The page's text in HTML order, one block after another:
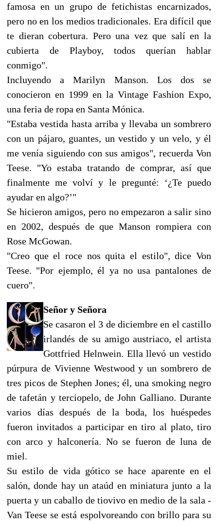
famosa en un grupo de fetichistas encarnizados,
pero no en los medios tradicionales. Era difícil que
te dieran cobertura. Pero una vez que salí en la
cubierta de Playboy, todos querían hablar
conmigo".
Incluyendo a Marilyn Manson. Los dos se
conocieron en 1999 en la Vintage Fashion Expo,
una feria de ropa en Santa Mónica.
"Estaba vestida hasta arriba y llevaba un sombrero
con un pájaro, guantes, un vestido y un velo, y él
me venía siguiendo con sus amigos", recuerda Von
Teese. "Yo estaba tratando de comprar, así que
finalmente me volví y le pregunté: ‘¿Te puedo
ayudar en algo?’"
Se hicieron amigos, pero no empezaron a salir sino
en 2002, después de que Manson rompiera con
Rose McGowan.
"Creo que el roce nos quita el estilo", dice Von
Teese. "Por ejemplo, él ya no usa pantalones de
cuero".
Señor y Señora
Se casaron el 3 de diciembre en el castillo
irlandés de su amigo austriaco, el artista
Gottfried Helnwein. Ella llevó un vestido
púrpura de Vivienne Westwood y un sombrero de
tres picos de Stephen Jones; él, una smoking negro
de tafetán y terciopelo, de John Galliano. Durante
varios días después de la boda, los huéspedes
fueron invitados a participar en tiro al plato, tiro
con arco y halconería. No se fueron de luna de
miel.
Su estilo de vida gótico se hace aparente en el
salón, donde hay un ataúd en miniatura junto a la
puerta y un caballo de tiovivo en medio de la sala -
Van Teese se está espolvoreando con brillo para su